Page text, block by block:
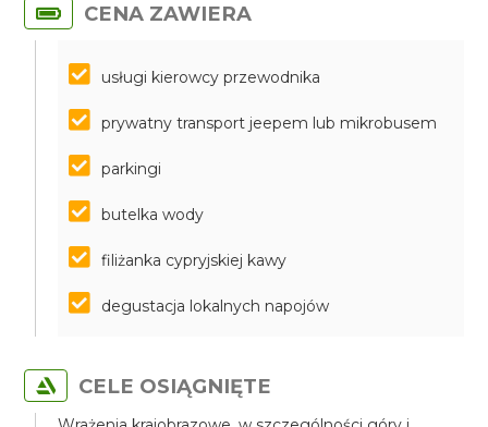
CENA ZAWIERA
usługi kierowcy przewodnika
prywatny transport jeepem lub mikrobusem
parkingi
butelka wody
filiżanka cypryjskiej kawy
degustacja lokalnych napojów
CELE OSIĄGNIĘTE